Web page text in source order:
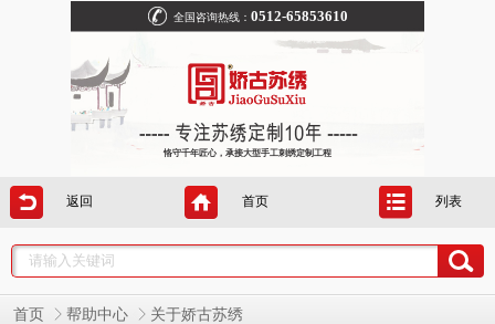
全国咨询热线： 0512-65853610
恪守千年匠心，承接大型手工刺绣定制工程
返回 首页 列表
首页 帮助中心 关于娇古苏绣